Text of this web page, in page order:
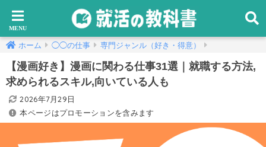
ホーム ◯◯の仕事 専門ジャンル（好き・得意）
【漫画好き】漫画に関わる仕事31選｜就職する方法,
求められるスキル,向いている人も
2026年7月29日
本ページはプロモーションを含みます